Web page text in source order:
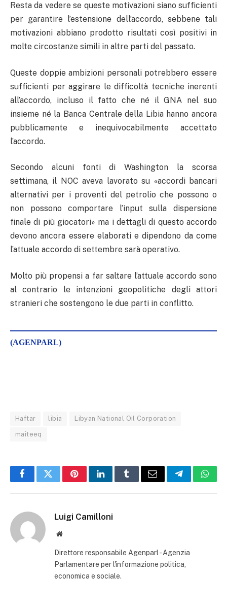
Resta da vedere se queste motivazioni siano sufficienti
per garantire l’estensione dell’accordo, sebbene tali
motivazioni abbiano prodotto risultati così positivi in
molte circostanze simili in altre parti del passato.
Queste doppie ambizioni personali potrebbero essere
sufficienti per aggirare le difficoltà tecniche inerenti
all’accordo, incluso il fatto che né il GNA nel suo
insieme né la Banca Centrale della Libia hanno ancora
pubblicamente e inequivocabilmente accettato
l’accordo.
Secondo alcuni fonti di Washington la scorsa
settimana, il NOC aveva lavorato su «accordi bancari
alternativi per i proventi del petrolio che possono o
non possono comportare l’input sulla dispersione
finale di più giocatori» ma i dettagli di questo accordo
devono ancora essere elaborati e dipendono da come
l’attuale accordo di settembre sarà operativo.
Molto più propensi a far saltare l’attuale accordo sono
al contrario le intenzioni geopolitiche degli attori
stranieri che sostengono le due parti in conflitto.
(AGENPARL)
Haftar libia Libyan National Oil Corporation
maiteeq
FacebookTwitterPinterestLinkedInTumblrEmail Telegram
Luigi Camilloni
Website
Direttore responsabile Agenparl - Agenzia
Parlamentare per l'informazione politica,
economica e sociale.